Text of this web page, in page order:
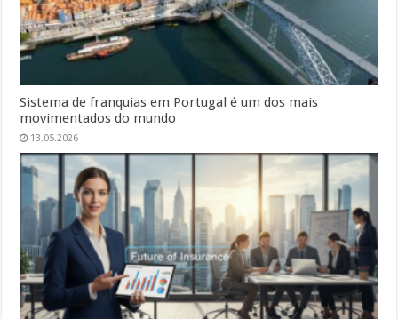
Sistema de franquias em Portugal é um dos mais
movimentados do mundo
13.05.2026